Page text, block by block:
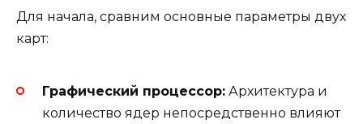
Для начала, сравним основные параметры двух
карт:
Графический процессор: Архитектура и
количество ядер непосредственно влияют